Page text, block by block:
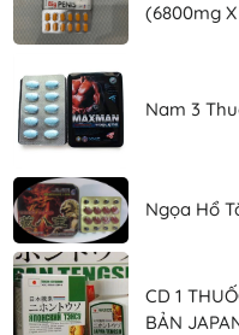
(6800mg
Nam 3
Ngọa Hổ
CD 1
BẢN